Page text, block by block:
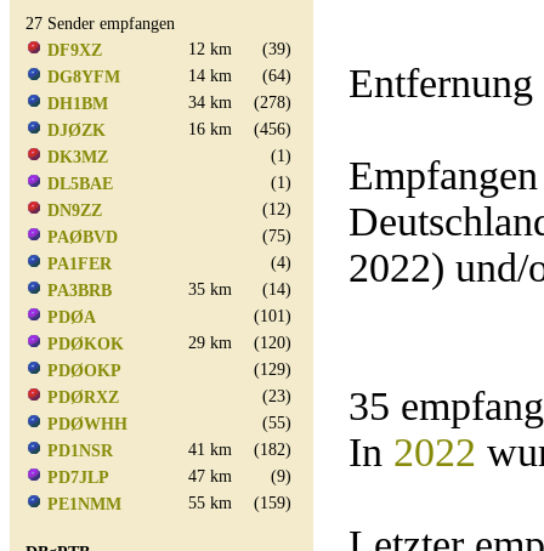
27 Sender empfangen
DF9XZ
12 km
(39)
DG8YFM
14 km
(64)
DH1BM
34 km
(278)
DJØZK
16 km
(456)
DK3MZ
(1)
DL5BAE
(1)
DN9ZZ
(12)
PAØBVD
(75)
PA1FER
(4)
PA3BRB
35 km
(14)
PDØA
(101)
PDØKOK
29 km
(120)
PDØOKP
(129)
PDØRXZ
(23)
PDØWHH
(55)
PD1NSR
41 km
(182)
PD7JLP
47 km
(9)
PE1NMM
55 km (159)
Entfernung
2022) und/
35
In 2022